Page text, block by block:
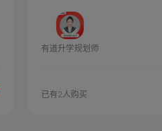
有道升学规划师
已有2人购买